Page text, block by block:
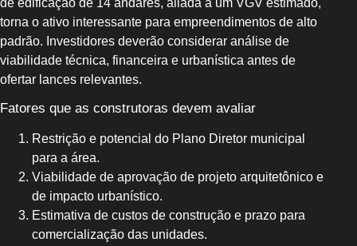
de edificação de 14 andares, aliada a um VGV estimado,
torna o ativo interessante para empreendimentos de alto
padrão. Investidores deverão considerar análise de
viabilidade técnica, financeira e urbanística antes de
ofertar lances relevantes.
Fatores que as construtoras devem avaliar
Restrição e potencial do Plano Diretor municipal
para a área.
Viabilidade de aprovação de projeto arquitetônico e
de impacto urbanístico.
Estimativa de custos de construção e prazo para
comercialização das unidades.